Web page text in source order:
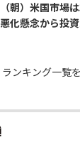
（朝）米国市場
悪化懸念から投
ランキング一覧